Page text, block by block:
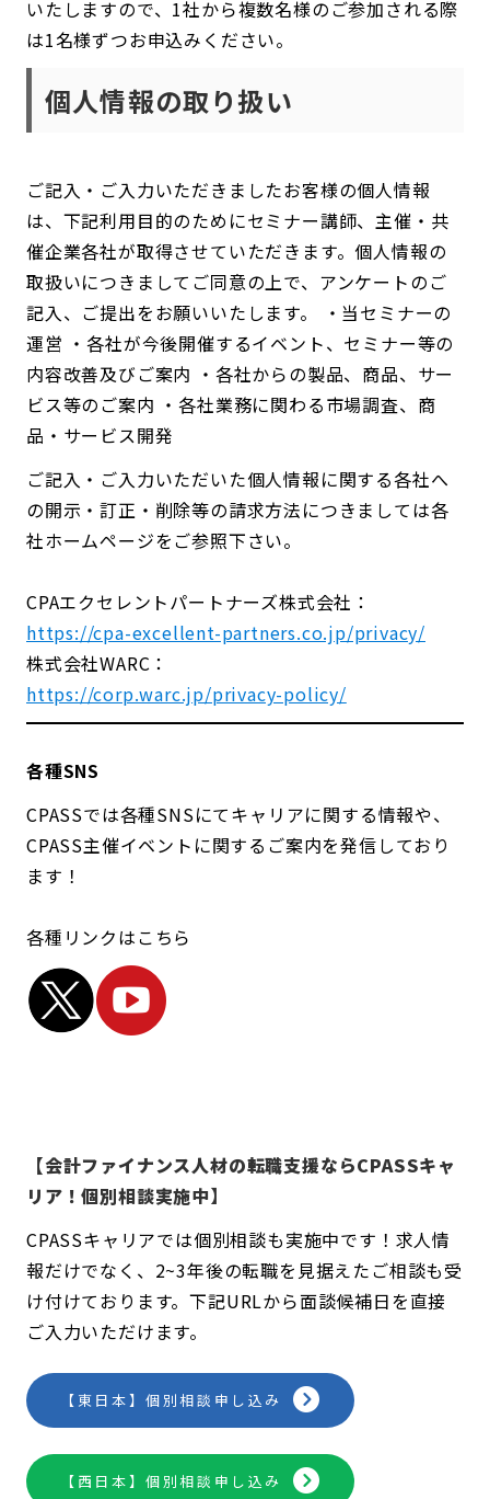
いたしますので、1社から複数名様のご参加される際
は1名様ずつお申込みください。
個人情報の取り扱い
ご記入・ご入力いただきましたお客様の個人情報
は、下記利用目的のためにセミナー講師、主催・共
催企業各社が取得させていただきます。個人情報の
取扱いにつきましてご同意の上で、アンケートのご
記入、ご提出をお願いいたします。 ・当セミナーの
運営 ・各社が今後開催するイベント、セミナー等の
内容改善及びご案内 ・各社からの製品、商品、サー
ビス等のご案内 ・各社業務に関わる市場調査、商
品・サービス開発
ご記入・ご入力いただいた個人情報に関する各社へ
の開示・訂正・削除等の請求方法につきましては各
社ホームページをご参照下さい。
CPAエクセレントパートナーズ株式会社：
https://cpa-excellent-partners.co.jp/privacy/
株式会社WARC：
https://corp.warc.jp/privacy-policy/
各種SNS
CPASSでは各種SNSにてキャリアに関する情報や、
CPASS主催イベントに関するご案内を発信しており
ます！
各種リンクはこちら
【会計ファイナンス人材の転職支援ならCPASSキャ
リア！個別相談実施中】
CPASSキャリアでは個別相談も実施中です！求人情
報だけでなく、2~3年後の転職を見据えたご相談も受
け付けております。下記URLから面談候補日を直接
ご入力いただけます。
【東日本】個別相談申し込み
【西日本】個別相談申し込み